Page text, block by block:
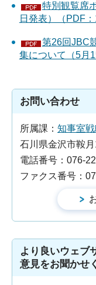
特別観覧席
日発表）（PDF：
第26回JBC
集について（5月
お問い合わせ
所属課： 知事室
石川県金沢市鞍
電話番号：076-
ファクス番号：
より良いウェブ
意見をお聞かせ